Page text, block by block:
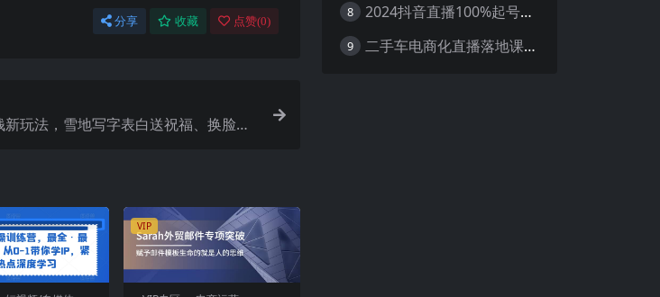
分享 收藏 点赞(0)
新玩法，雪地写字表白送祝福、换脸，
VIP
8 2024抖音直播100%起号方法 0粉丝0作品当天破千人在线 多种变现方式
9 二手车电商化直播落地课，从0到1带你玩转二手车直播